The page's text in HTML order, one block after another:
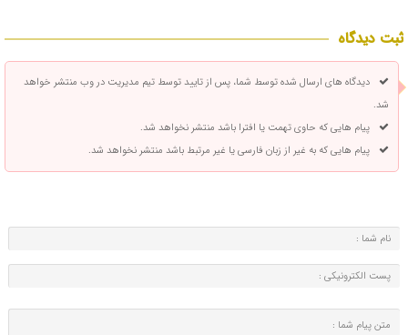
ثبت دیدگاه
دیدگاه های ارسال شده توسط شما، پس از تایید توسط تیم مدیریت در وب منتشر خواهد
شد.
پیام هایی که حاوی تهمت یا افترا باشد منتشر نخواهد شد.
پیام هایی که به غیر از زبان فارسی یا غیر مرتبط باشد منتشر نخواهد شد.